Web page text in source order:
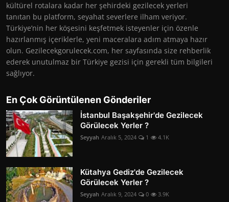
kültürel rotalara kadar her şehirdeki gezilecek yerleri
tanıtan bu platform, seyahat severlere ilham veriyor.
Türkiye’nin her köşesini keşfetmek isteyenler için özenle
hazırlanmış içeriklerle, yeni maceralara adım atmaya hazır
olun. Gezilecekgorulecek.com, her sayfasında size rehberlik
ederek unutulmaz bir Türkiye gezisi için gerekli tüm bilgileri
sağlıyor.
En Çok Görüntülenen Gönderiler
İstanbul Başakşehir'de Gezilecek
Görülecek Yerler ?
Seyyah Aralık 5, 2024 1 4.1K
Kütahya Gediz'de Gezilecek
Görülecek Yerler ?
Seyyah Aralık 9, 2024 0 3.9K